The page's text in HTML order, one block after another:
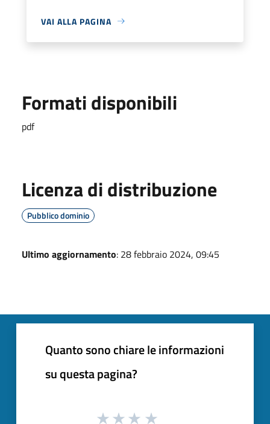
VAI ALLA PAGINA
Formati disponibili
pdf
Licenza di distribuzione
Pubblico dominio
Ultimo aggiornamento: 28 febbraio 2024, 09:45
Quanto sono chiare le informazioni
su questa pagina?